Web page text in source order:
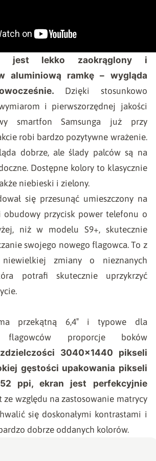
jest lekko zaokrąglony i
aluminiową ramkę – wygląda
Dzięki stosunkowo
i pierwszorzędnej jakości
smartfon Samsunga już przy
robi bardzo pozytywne wrażenie.
dobrze, ale ślady palców są na
Dostępne kolory to klasycznie
niebieski i zielony.
się przesunąć umieszczony na
obudowy przycisk power telefonu o
niż w modelu S9+, skutecznie
swojego nowego flagowca. To z
niewielkiej zmiany o nieznanych
potrafi skutecznie uprzykrzyć
przekątną 6,4″ i typowe dla
flagowców proporcje boków
3040×1440 pikseli
gęstości upakowania pikseli
ppi, ekran jest perfekcyjnie
ze względu na zastosowanie matrycy
się doskonałymi kontrastami i
dobrze oddanych kolorów.